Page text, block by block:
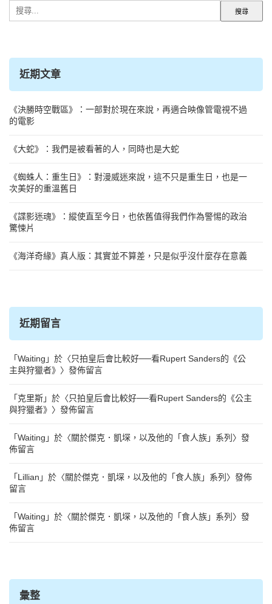
尋
近期文章
《決勝時空戰區》：一部對於現在來說，再適合映像管電視不過
的電影
《大蛇》：我們是被看著的人，同時也是大蛇
《蜘蛛人：重生日》：對漫威迷來說，這不只是重生日，也是一
次美好的重溫舊日
《諜影迷魂》：縱使直至今日，也依舊值得我們作為警惕的政治
驚悚片
《海洋奇緣》真人版：其實並不算差，只是似乎沒什麼存在意義
近期留言
「Waiting 」於〈只拍皇后會比較好──看Rupert Sanders的《公
主與狩獵者》 〉發佈留言
「 克里斯」於〈只拍皇后會比較好──看Rupert Sanders的《公主
與狩獵者》 〉發佈留言
「Waiting 」於〈關於傑克．凱堔，以及他的「食人族」系列 〉發
佈留言
「 Lillian 」於〈關於傑克．凱堔，以及他的「食人族」系列 〉發佈
留言
「Waiting 」於〈關於傑克．凱堔，以及他的「食人族」系列 〉發
佈留言
彙整